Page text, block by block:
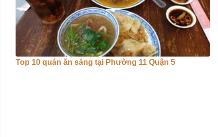
Top 10 quán ăn sáng tại Phường 11 Quận 5